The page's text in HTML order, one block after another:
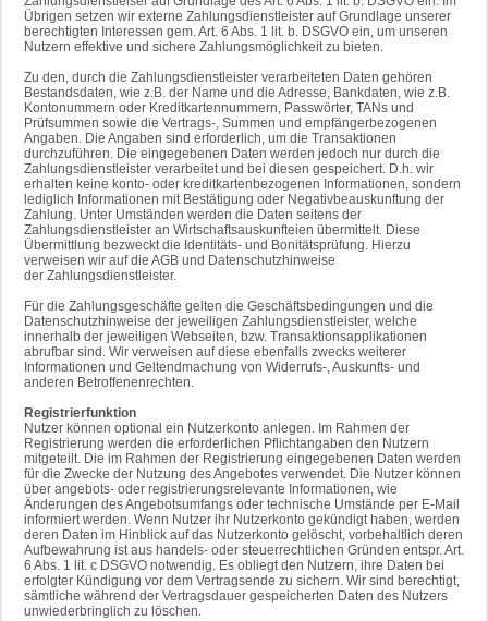
Übrigen setzen wir externe Zahlungsdienstleister auf Grundlage unserer
berechtigten Interessen gem. Art. 6 Abs. 1 lit. b. DSGVO ein, um unseren
Nutzern effektive und sichere Zahlungsmöglichkeit zu bieten.
Zu den, durch die Zahlungsdienstleister verarbeiteten Daten gehören
Bestandsdaten, wie z.B. der Name und die Adresse, Bankdaten, wie z.B.
Kontonummern oder Kreditkartennummern, Passwörter, TANs und
Prüfsummen sowie die Vertrags-, Summen und empfängerbezogenen
Angaben. Die Angaben sind erforderlich, um die Transaktionen
durchzuführen. Die eingegebenen Daten werden jedoch nur durch die
Zahlungsdienstleister verarbeitet und bei diesen gespeichert. D.h. wir
erhalten keine konto- oder kreditkartenbezogenen Informationen, sondern
lediglich Informationen mit Bestätigung oder Negativbeauskunftung der
Zahlung. Unter Umständen werden die Daten seitens der
Zahlungsdienstleister an Wirtschaftsauskunfteien übermittelt. Diese
Übermittlung bezweckt die Identitäts- und Bonitätsprüfung. Hierzu
verweisen wir auf die AGB und Datenschutzhinweise
der Zahlungsdienstleister.
Für die Zahlungsgeschäfte gelten die Geschäftsbedingungen und die
Datenschutzhinweise der jeweiligen Zahlungsdienstleister, welche
innerhalb der jeweiligen Webseiten, bzw. Transaktionsapplikationen
abrufbar sind. Wir verweisen auf diese ebenfalls zwecks weiterer
Informationen und Geltendmachung von Widerrufs-, Auskunfts- und
anderen Betroffenenrechten.
Registrierfunktion
Nutzer können optional ein Nutzerkonto anlegen. Im Rahmen der
Registrierung werden die erforderlichen Pflichtangaben den Nutzern
mitgeteilt. Die im Rahmen der Registrierung eingegebenen Daten werden
für die Zwecke der Nutzung des Angebotes verwendet. Die Nutzer können
über angebots- oder registrierungsrelevante Informationen, wie
Änderungen des Angebotsumfangs oder technische Umstände per E-Mail
informiert werden. Wenn Nutzer ihr Nutzerkonto gekündigt haben, werden
deren Daten im Hinblick auf das Nutzerkonto gelöscht, vorbehaltlich deren
Aufbewahrung ist aus handels- oder steuerrechtlichen Gründen entspr. Art.
6 Abs. 1 lit. c DSGVO notwendig. Es obliegt den Nutzern, ihre Daten bei
erfolgter Kündigung vor dem Vertragsende zu sichern. Wir sind berechtigt,
sämtliche während der Vertragsdauer gespeicherten Daten des Nutzers
unwiederbringlich zu löschen.